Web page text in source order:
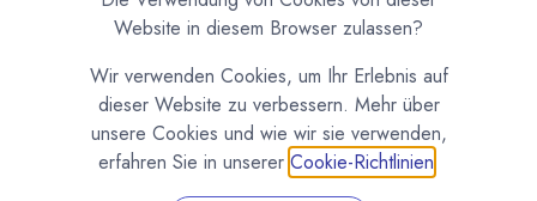
Website in diesem Browser zulassen?
Wir verwenden Cookies, um Ihr Erlebnis auf
dieser Website zu verbessern. Mehr über
unsere Cookies und wie wir sie verwenden,
erfahren Sie in unserer Cookie-Richtlinien